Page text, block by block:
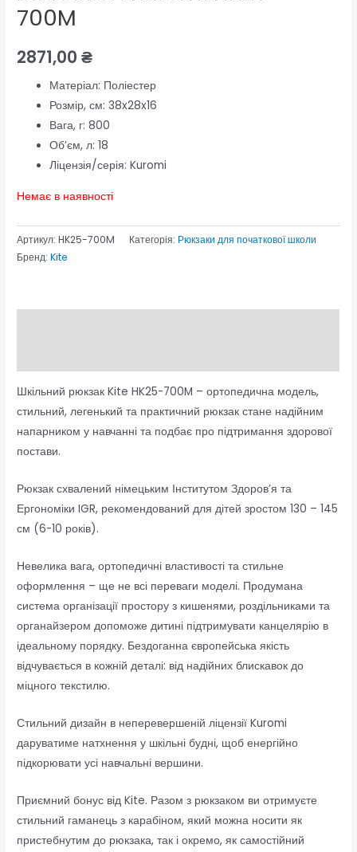
700M
2871,00₴
Матеріал: Поліестер
Розмір, см:38x28x16
Вага, г:800
Об’єм, л:18
Ліцензія/серія:Kuromi
Немає в наявності
Артикул:HK25-700M Категорія: Рюкзаки для початкової школи
Бренд:Kite
Шкільний рюкзак Kite HK25-700M – ортопедична модель,
стильний, легенький та практичний рюкзак стане надійним
напарником у навчанні та подбає про підтримання здорової
постави.
Рюкзак схвалений німецьким Інститутом Здоров’я та
Ергономіки IGR, рекомендований для дітей зростом 130 – 145
см (6-10 років).
Невелика вага, ортопедичні властивості та стильне
оформлення – ще не всі переваги моделі. Продумана
система організації простору з кишенями, роздільниками та
органайзером допоможе дитині підтримувати канцелярію в
ідеальному порядку. Бездоганна європейська якість
відчувається в кожній деталі: від надійних блискавок до
міцного текстилю.
Стильний дизайн в неперевершеній ліцензії Kuromi
даруватиме натхнення у шкільні будні, щоб енергійно
підкорювати усі навчальні вершини.
Приємний бонус від Kite. Разом з рюкзаком ви отримуєте
стильний гаманець з карабіном, який можна носити як
пристебнутим до рюкзака, так і окремо, як самостійний